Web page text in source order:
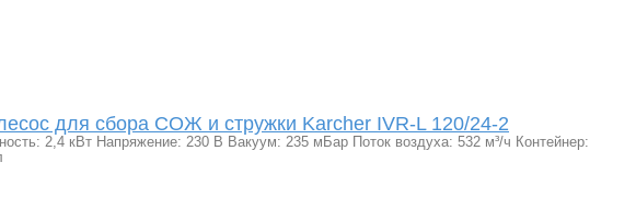
для сбора СОЖ и стружки Karcher IVR-L 120/24-2
2,4 кВт Напряжение: 230 В Вакуум: 235 мБар Поток воздуха: 532 м³/ч Контейнер: